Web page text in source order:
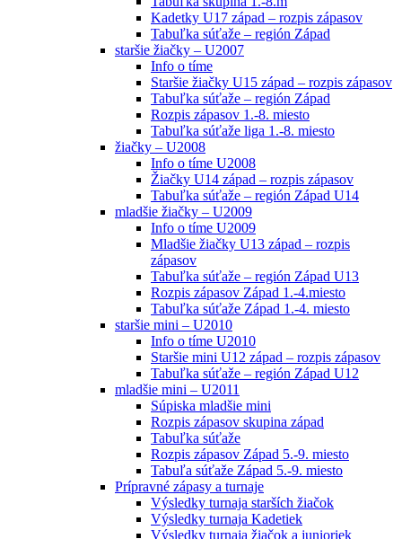
Kadetky U17 západ – rozpis zápasov
Tabuľka súťaže – región Západ
staršie žiačky – U2007
Info o tíme
Staršie žiačky U15 západ – rozpis zápasov
Tabuľka súťaže – región Západ
Rozpis zápasov 1.-8. miesto
Tabuľka súťaže liga 1.-8. miesto
žiačky – U2008
Info o tíme U2008
Žiačky U14 západ – rozpis zápasov
Tabuľka súťaže – región Západ U14
mladšie žiačky – U2009
Info o tíme U2009
Mladšie žiačky U13 západ – rozpis
zápasov
Tabuľka súťaže – región Západ U13
Rozpis zápasov Západ 1.-4.miesto
Tabuľka súťaže Západ 1.-4. miesto
staršie mini – U2010
Info o tíme U2010
Staršie mini U12 západ – rozpis zápasov
Tabuľka súťaže – región Západ U12
mladšie mini – U2011
Súpiska mladšie mini
Rozpis zápasov skupina západ
Tabuľka súťaže
Rozpis zápasov Západ 5.-9. miesto
Tabuľa súťaže Západ 5.-9. miesto
Prípravné zápasy a turnaje
Výsledky turnaja starších žiačok
Výsledky turnaja Kadetiek
Výsledky turnaja žiačok a junioriek